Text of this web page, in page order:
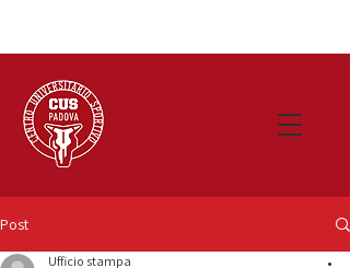
Post
Ufficio stampa